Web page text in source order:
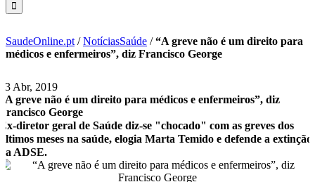
SaudeOnline.pt /NotíciasSaúde /“A greve não é um direito para
médicos e enfermeiros”, diz Francisco George
23 Abr, 2019
“A greve não é um direito para médicos e enfermeiros”, diz
Francisco George
Ex-diretor geral de Saúde diz-se "chocado" com as greves dos
últimos meses na saúde, elogia Marta Temido e defende a extinção
da ADSE.